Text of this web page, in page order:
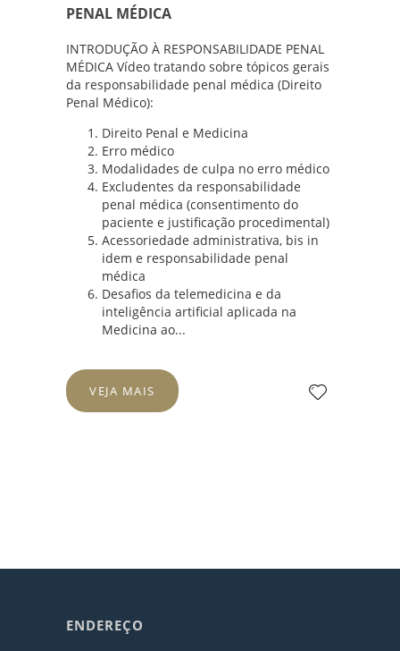
PENAL MÉDICA
INTRODUÇÃO À RESPONSABILIDADE PENAL
MÉDICA Vídeo tratando sobre tópicos gerais
da responsabilidade penal médica (Direito
Penal Médico):
Direito Penal e Medicina
Erro médico
Modalidades de culpa no erro médico
Excludentes da responsabilidade
penal médica (consentimento do
paciente e justificação procedimental)
Acessoriedade administrativa, bis in
idem e responsabilidade penal
médica
Desafios da telemedicina e da
inteligência artificial aplicada na
Medicina ao...
VEJA MAIS
ENDEREÇO